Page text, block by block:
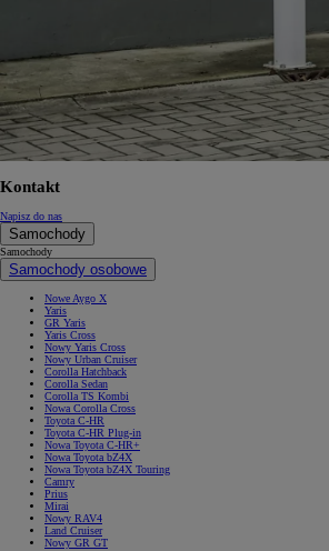
Od105 300 zł
Corolla Hatchback
HYBRID
Kontakt
Napisz do nas
Samochody
Samochody
Samochody osobowe
Nowe Aygo X
Yaris
GR Yaris
Yaris Cross
Nowy Yaris Cross
Nowy Urban Cruiser
Corolla Hatchback
Corolla Sedan
Corolla TS Kombi
Nowa Corolla Cross
Toyota C-HR
Toyota C-HR Plug-in
Nowa Toyota C-HR+
Nowa Toyota bZ4X
Nowa Toyota bZ4X Touring
Camry
Prius
Mirai
Nowy RAV4
Land Cruiser
Nowy GR GT